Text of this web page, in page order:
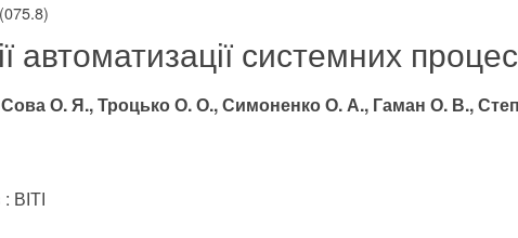
автоматизації системних
О. Я., Троцько О. О., Симоненко О. А., Гаман О. В.,
ВІТІ